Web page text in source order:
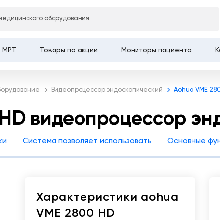
оборудования
МРТ Товары по акции Мониторы пациента
Видеопроцессор эндоскопический Aohua VME
эндоскопический
видеопроцессор
Система позволяет использовать Основные
Характеристики aohua
VME 2800 HD